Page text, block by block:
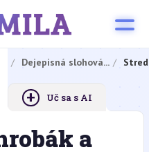
Dejepisná slohová...
+ Uč sa s AI
a